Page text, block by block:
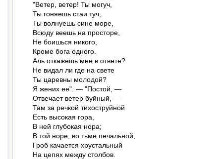
"Ветер, ветер! Ты могуч,
Ты гоняешь стаи туч,
Ты волнуешь сине море,
Всюду веешь на просторе,
Не боишься никого,
Кроме бога одного.
Аль откажешь мне в ответе?
Не видал ли где на свете
Ты царевны молодой?
Я жених ее". — "Постой, —
Отвечает ветер буйный, —
Там за речкой тихоструйной
Есть высокая гора,
В ней глубокая нора;
В той норе, во тьме печальной,
Гроб качается хрустальный
На цепях между столбов.